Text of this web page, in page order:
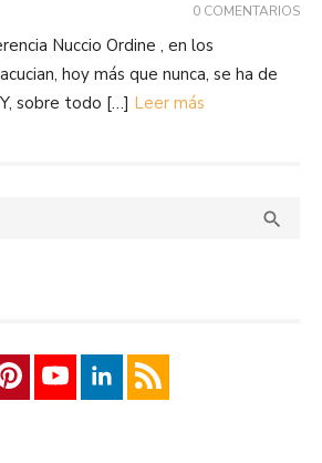
0 COMENTARIOS
Nuccio Ordine , en los
hoy más que nunca, se ha de
sobre todo […] Leer más
